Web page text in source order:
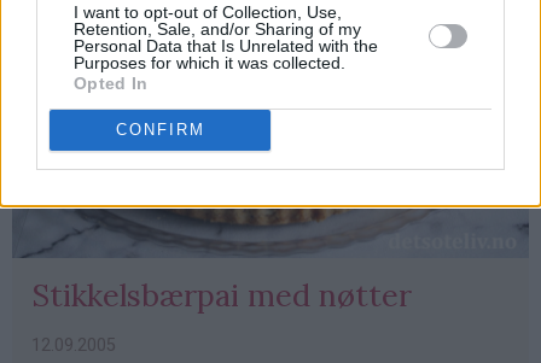
I want to opt-out of Collection, Use,
Retention, Sale, and/or Sharing of my
Personal Data that Is Unrelated with the
Purposes for which it was collected.
Opted In
CONFIRM
Stikkelsbærpai med nøtter
12.09.2005